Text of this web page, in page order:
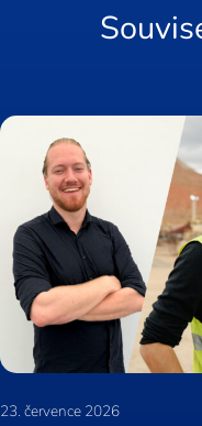
23. července 2026